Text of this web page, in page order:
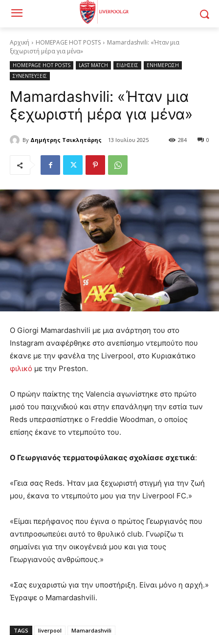
Αρχική HOMEPAGE HOT POSTS
Mamardashvili: «Ήταν μια
ξεχωριστή μέρα για μένα»
HOMEPAGE HOT POSTS LAST MATCH ΕΙΔΗΣΕΙΣ
ΕΝΗΜΕΡΩΣΗ
ΣΥΝΕΝΤΕΥΞΕΙΣ
Mamardashvili: «Ήταν μια
ξεχωριστή μέρα για μένα»
By Δημήτρης Τσικλητάρης 13 Ιουλίου 2025 0
284
Ο Giorgi Mamardashvili με μια ανάρτηση του στο
Instagram αναφέρθηκε στο ανεπίσημο ντεμπούτο που
έκανε με την φανέλα της Liverpool, στο Κυριακάτικο
φιλικό με την Preston.
Ο πρώην παίκτης της Valencia αγωνίστηκε στο πρώτο
μισό του παιχνιδιού και στην επανάληψη την εστία των
Reds υπερασπίστηκε ο Freddie Woodman, ο οποίος
επίσης έκανε το ντεμπούτο του.
Ο Γεωργιανός τερματοφύλακας σχολίασε σχετικά:
«Γεια σας Reds. Ήταν μια ξεχωριστή στιγμή για την ζωή
μου, έκανα το ντεμπούτο μου για την Liverpool FC.»
«Είμαι περήφανος που έγινα ο πρώτος Γεωργιανός που
αντιπροσωπεύει αυτό το θρυλικό club. Γνωρίζω τι
σημαίνει για την οικογένειά μου και για τους
Γεωργιανούς ανθρώπους.»
«Σας ευχαριστώ για την υποστήριξη. Είναι μόνο η αρχή.»
Έγραψε ο Mamardashvili.
TAGS liverpool Mamardashvili